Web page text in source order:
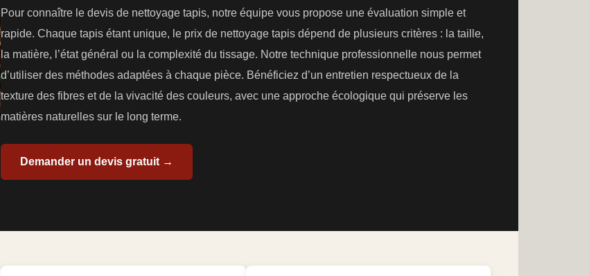
Pour connaître le devis de nettoyage tapis, notre équipe vous propose une évaluation simple et
rapide. Chaque tapis étant unique, le prix de nettoyage tapis dépend de plusieurs critères : la taille,
la matière, l’état général ou la complexité du tissage. Notre technique professionnelle nous permet
d’utiliser des méthodes adaptées à chaque pièce. Bénéficiez d’un entretien respectueux de la
texture des fibres et de la vivacité des couleurs, avec une approche écologique qui préserve les
matières naturelles sur le long terme.
Demander un devis gratuit →